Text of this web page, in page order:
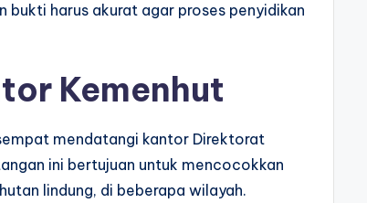
bukti harus akurat agar proses penyidikan
Kemenhut
mendatangi kantor Direktorat
ini bertujuan untuk mencocokkan
lindung, di beberapa wilayah.